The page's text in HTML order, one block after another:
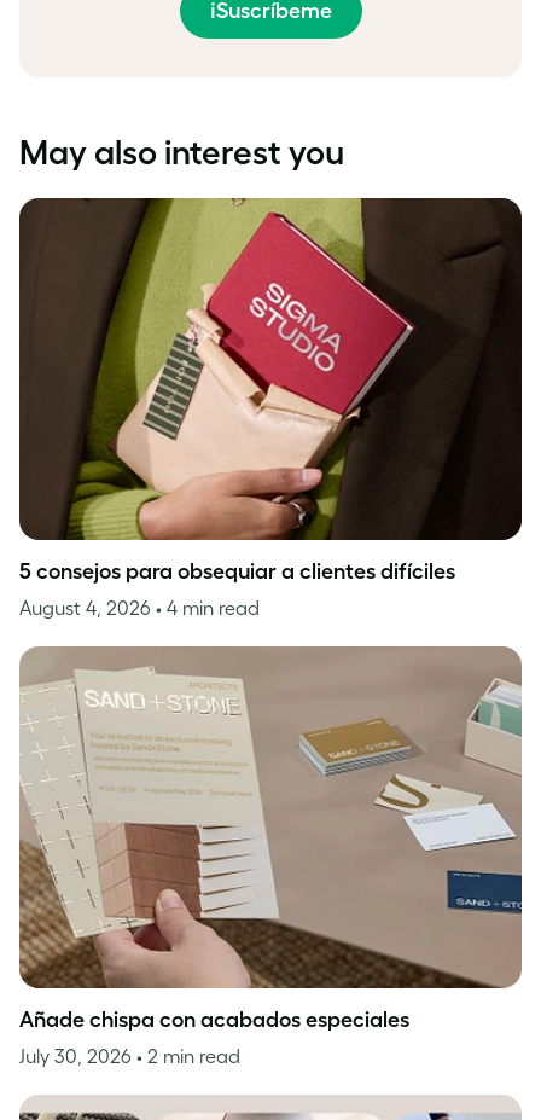
¡Suscríbeme
May also interest you
5 consejos para obsequiar a clientes difíciles
August 4, 2026 • 4 min read
Añade chispa con acabados especiales
July 30, 2026 • 2 min read